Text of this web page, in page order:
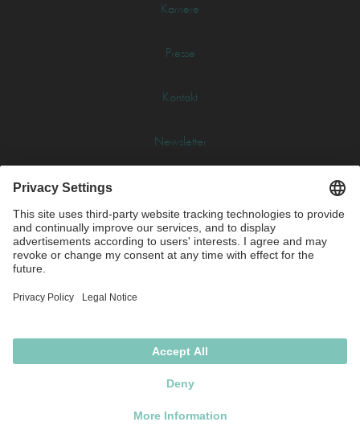
Karriere
Presse
Kontakt
Newsletter
Impressum
Cookie-Einstellungen